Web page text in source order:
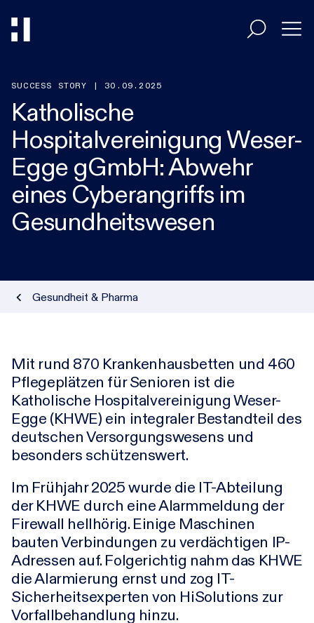
Entscheider
Umsetzer
Branchen
Karriere
Research-Blog
Über uns
Kontakt
Incident
SUCCESS STORY | 30.09.2025
Katholische
Hospitalvereinigung Weser-
Egge gGmbH: Abwehr
eines Cyberangriffs im
Gesundheitswesen
Gesundheit & Pharma
Mit rund 870 Krankenhausbetten und 460
Pflegeplätzen für Senioren ist die
Katholische Hospitalvereinigung Weser-
Egge (KHWE) ein integraler Bestandteil des
deutschen Versorgungswesens und
besonders schützenswert.
Im Frühjahr 2025 wurde die IT-Abteilung
der KHWE durch eine Alarmmeldung der
Firewall hellhörig. Einige Maschinen
bauten Verbindungen zu verdächtigen IP-
Adressen auf. Folgerichtig nahm das KHWE
die Alarmierung ernst und zog IT-
Sicherheitsexperten von HiSolutions zur
Vorfallbehandlung hinzu.